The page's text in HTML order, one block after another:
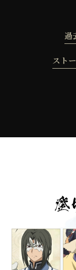
過
スト